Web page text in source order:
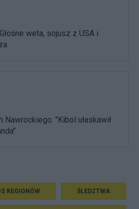
weta, sojusz z USA i
Nawrockiego. "Kibol ułaskawił
REGIONÓW ŚLEDZTWA